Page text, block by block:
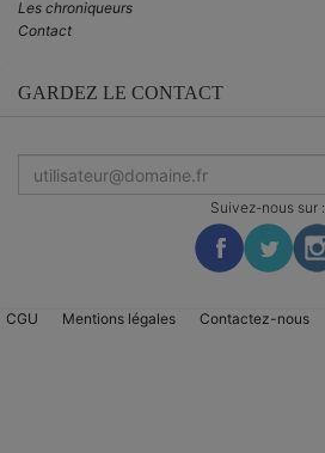
Les chroniqueurs
Contact
GARDEZ LE CONTACT
Suivez-nous sur :
CGU Mentions légales Contactez-nous